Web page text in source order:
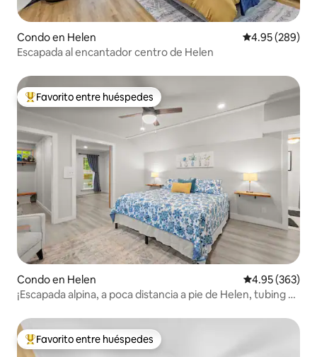
Condo en Helen Calificación
4.95 (289)
Escapada al encantador centro de Helen
Favorito entre huéspedes preferido
Favorito entre huéspedes
Condo en Helen Calificación
4.95 (363)
¡Escapada alpina, a poca distancia a pie de Helen, tubing y
Favorito entre huéspedes preferido
Favorito entre huéspedes